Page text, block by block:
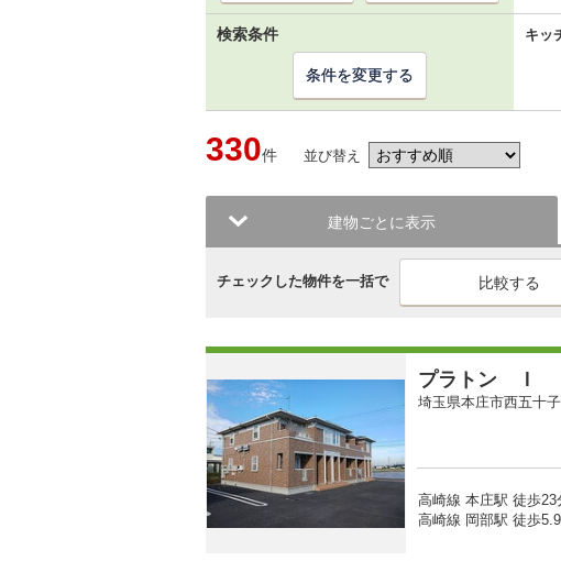
検索条件 キッ
条件を変更する
330件 並び替え
建物ごとに表示
チェックした物件を一括で
プラトン Ｉ
埼玉県本庄市西五十子
高崎線 本庄駅 徒歩23
高崎線 岡部駅 徒歩